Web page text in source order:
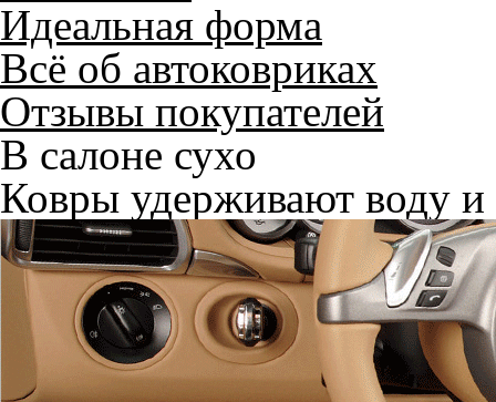
Идеальная форма
Всё об автоковриках
Отзывы покупателей
В салоне сухо
Ковры удерживают воду и